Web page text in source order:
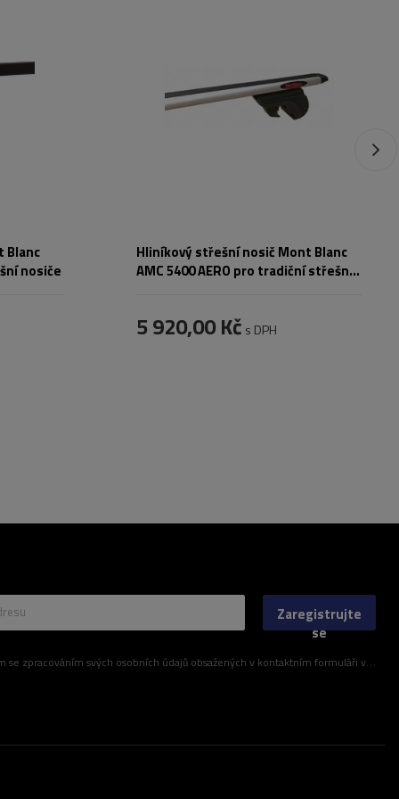
Blanc
nosiče
Hliníkový střešní nosič Mont Blanc
AMC 5400 AERO pro tradiční střešní
5 920,00 Kč s DPH
svých osobních údajů obsažených v kontaktním formuláři v souladu s nařízením Evropského parlamentu a Rady (EU)
Zaregistrujte
se